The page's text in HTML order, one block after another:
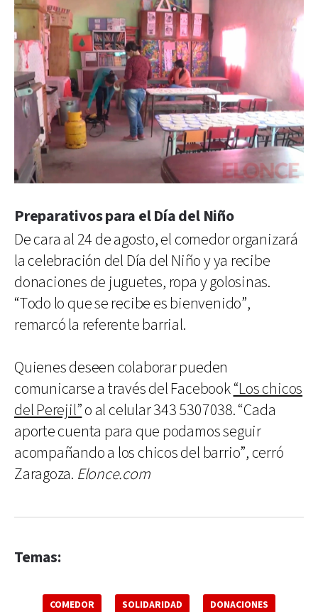
Preparativos para el Día del Niño
De cara al 24 de agosto, el comedor organizará
la celebración del Día del Niño y ya recibe
donaciones de juguetes, ropa y golosinas.
“Todo lo que se recibe es bienvenido”,
remarcó la referente barrial.
Quienes deseen colaborar pueden
comunicarse a través del Facebook“Los chicos
del Perejil”o al celular 343 5307038. “Cada
aporte cuenta para que podamos seguir
acompañando a los chicos del barrio”, cerró
Zaragoza. Elonce.com
Temas:
COMEDOR SOLIDARIDAD DONACIONES